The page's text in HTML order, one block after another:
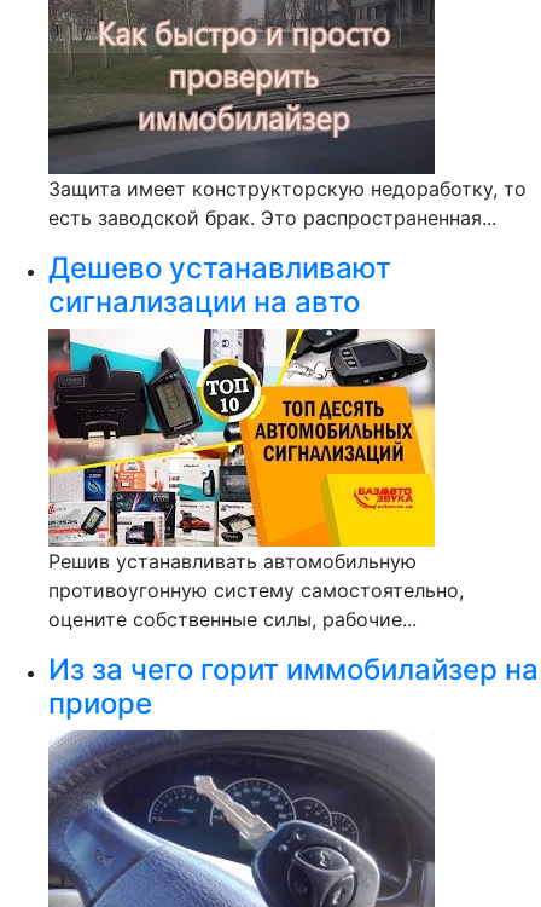
Защита имеет конструкторскую недоработку, то
есть заводской брак. Это распространенная...
Дешево устанавливают
сигнализации на авто
Решив устанавливать автомобильную
противоугонную систему самостоятельно,
оцените собственные силы, рабочие...
Из за чего горит иммобилайзер на
приоре